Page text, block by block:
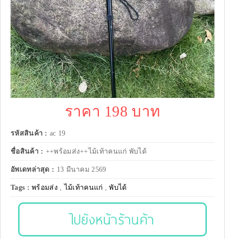
ราคา 198 บาท
รหัสสินค้า : ac 19
ชื่อสินค้า : ++พร้อมส่ง++ไม้เท้าคนแก่ พับได้
อัพเดทล่าสุด : 13 มีนาคม 2569
Tags :พร้อมส่ง , ไม้เท้าคนแก่ ,พับได้
ไปยังหน้าร้านค้า